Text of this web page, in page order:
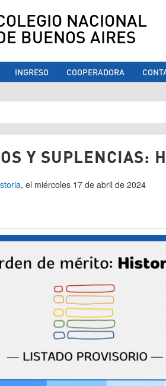
NACIONAL
BUENOS AIRES
INGRESO COOPERADORA
usted aquí
Y SUPLENCIAS:
, el miércoles 17 de abril de 2024